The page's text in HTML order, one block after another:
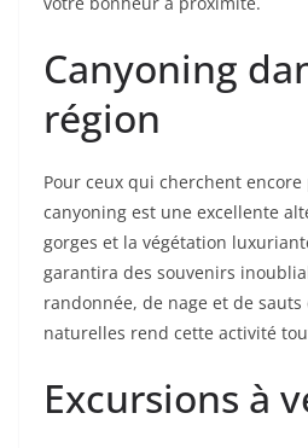
Canyoning
région
Pour ceux qui cherchent encore
canyoning est une excellente
gorges et la végétation
garantira des souvenirs
randonnée, de nage et de
naturelles rend cette activité
Excursions à